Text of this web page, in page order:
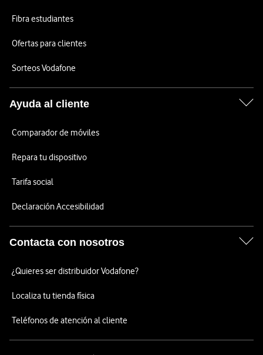
Fibra estudiantes
Ofertas para clientes
Sorteos Vodafone
Ayuda al cliente
Comparador de móviles
Repara tu dispositivo
Tarifa social
Declaración Accesibilidad
Contacta con nosotros
¿Quieres ser distribuidor Vodafone?
Localiza tu tienda física
Teléfonos de atención al cliente